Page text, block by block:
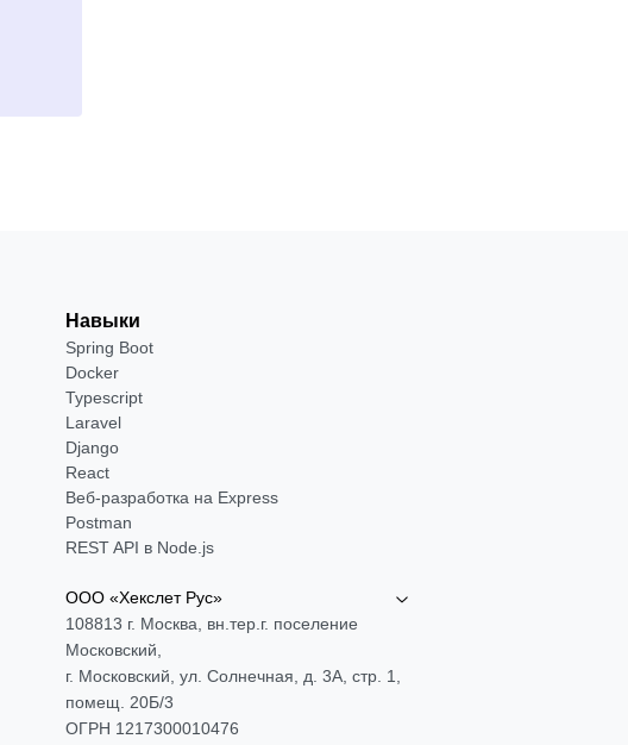
Навыки
Spring Boot
Docker
Typescript
Laravel
Django
React
Веб-разработка на Express
Postman
REST API в Node.js
ООО «Хекслет Рус»
108813 г. Москва, вн.тер.г. поселение
Московский,
г. Московский, ул. Солнечная, д. 3А, стр. 1,
помещ. 20Б/3
ОГРН 1217300010476